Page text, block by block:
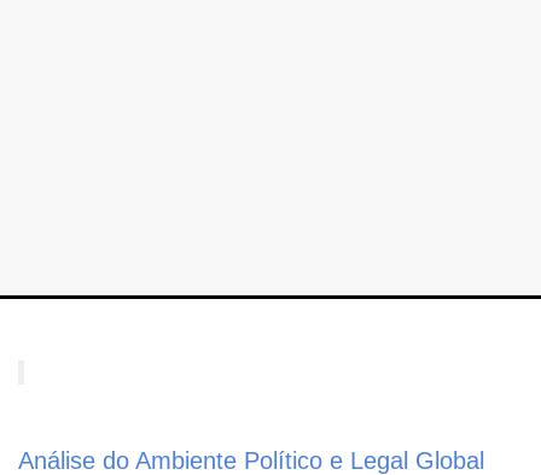
Análise do Ambiente Político e Legal Global